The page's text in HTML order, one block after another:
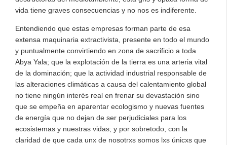
vida tiene graves consecuencias y no nos es indiferente.
Entendiendo que estas empresas forman parte de esa
extensa maquinaria extractivista, presente en todo el mundo
y puntualmente convirtiendo en zona de sacrificio a toda
Abya Yala; que la explotación de la tierra es una arteria vital
de la dominación; que la actividad industrial responsable de
las alteraciones climáticas a causa del calentamiento global
no tiene ningún interés real en frenar su devastación sino
que se empeña en aparentar ecologismo y nuevas fuentes
de energía que no dejan de ser perjudiciales para los
ecosistemas y nuestras vidas; y por sobretodo, con la
claridad de que cada unx de nosotrxs somos lxs únicxs que